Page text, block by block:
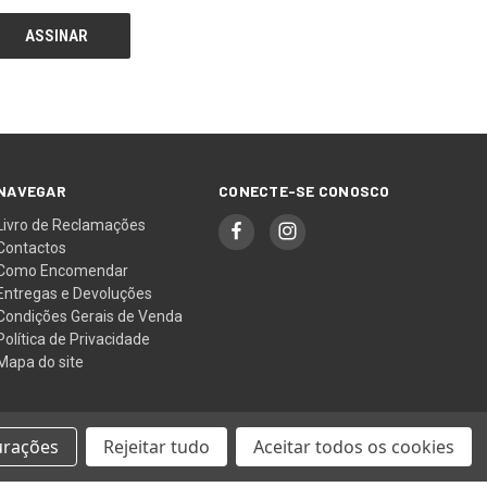
Livro de Reclamações
Encomendar
e Devoluções
Gerais de Venda
de Privacidade
do site
CONECTE-SE CONOSCO
© 2026 LindenTea Yarn Store
Rejeitar tudo Aceitar todos os cookies